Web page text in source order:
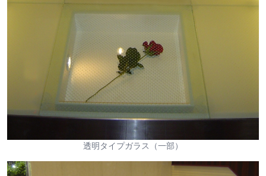
透明タイプガラス（一部）